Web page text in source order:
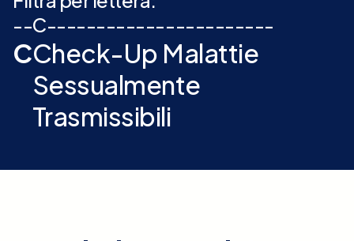
--C-----------------------
CCheck-Up Malattie
Sessualmente
Trasmissibili